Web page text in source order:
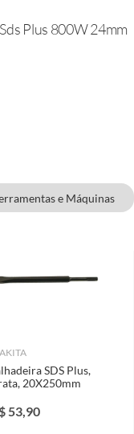
Plus 800W 24mm
e Máquinas
SDS Plus,
20X250mm
53,90